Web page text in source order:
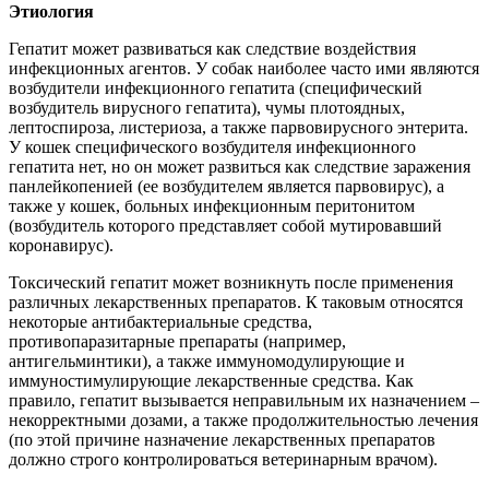
Этиология
Гепатит может развиваться как следствие воздействия
инфекционных агентов. У собак наиболее часто ими являются
возбудители инфекционного гепатита (специфический
возбудитель вирусного гепатита), чумы плотоядных,
лептоспироза, листериоза, а также парвовирусного энтерита.
У кошек специфического возбудителя инфекционного
гепатита нет, но он может развиться как следствие заражения
панлейкопенией (ее возбудителем является парвовирус), а
также у кошек, больных инфекционным перитонитом
(возбудитель которого представляет собой мутировавший
коронавирус).
Токсический гепатит может возникнуть после применения
различных лекарственных препаратов. К таковым относятся
некоторые антибактериальные средства,
противопаразитарные препараты (например,
антигельминтики), а также иммуномодулирующие и
иммуностимулирующие лекарственные средства. Как
правило, гепатит вызывается неправильным их назначением –
некорректными дозами, а также продолжительностью лечения
(по этой причине назначение лекарственных препаратов
должно строго контролироваться ветеринарным врачом).